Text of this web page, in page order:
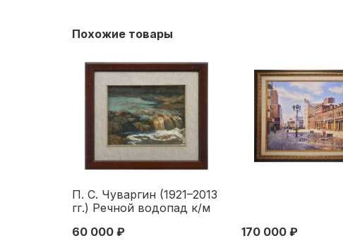
Похожие товары
П. С. Чуваргин (1921–2013
гг.) Речной водопад к/м
1960-е гг
60 000 ₽ 170 000 ₽